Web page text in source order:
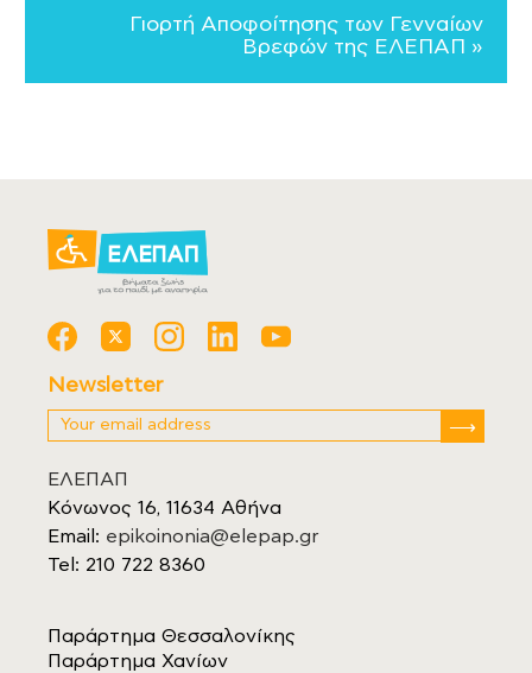
Γιορτή Αποφοίτησης των Γενναίων
Βρεφών της ΕΛΕΠΑΠ »
Newsletter
ΕΛΕΠΑΠ
Κόνωνος 16, 11634 Αθήνα
Email: epikoinonia@elepap.gr
Tel: 210 722 8360
Παράρτημα Θεσσαλονίκης
Παράρτημα Χανίων